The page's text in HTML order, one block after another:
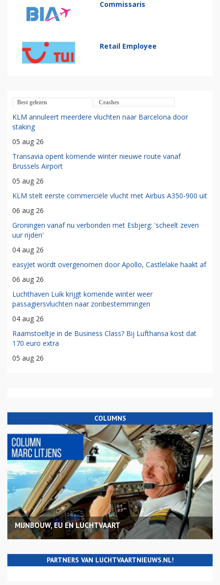
Commissaris
Retail Employee
Best gelezen Crashes
KLM annuleert meerdere vluchten naar Barcelona door
staking
05 aug 26
Transavia opent komende winter nieuwe route vanaf
Brussels Airport
05 aug 26
KLM stelt eerste commerciële vlucht met Airbus A350-900 uit
06 aug 26
Groningen vanaf nu verbonden met Esbjerg: 'scheelt zeven
uur rijden'
04 aug 26
easyJet wordt overgenomen door Apollo, Castlelake haakt af
06 aug 26
Luchthaven Luik krijgt komende winter weer
passagiersvluchten naar zonbestemmingen
04 aug 26
Raamstoeltje in de Business Class? Bij Lufthansa kost dat
170 euro extra
05 aug 26
COLUMNS
MIJNBOUW, EU EN LUCHTVAART
PARTNERS VAN LUCHTVAARTNIEUWS.NL!